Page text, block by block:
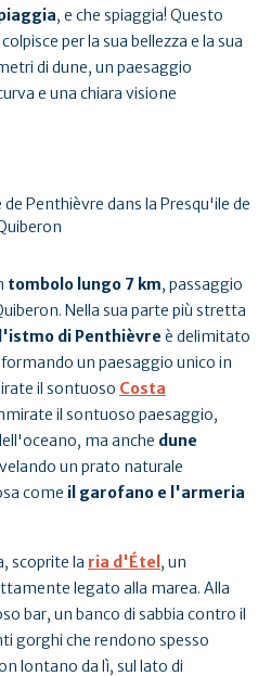
, e che spiaggia! Questo
per la sua bellezza e la sua
di dune, un paesaggio
e una chiara visione
tombolo lungo 7 km, passaggio
Nella sua parte più stretta
l'istmo di Penthièvre è delimitato
un paesaggio unico in
il sontuoso Costa
il sontuoso paesaggio,
ma anche dune
un prato naturale
come il garofano e l'armeria
scoprite la ria d'Étel , un
legato alla marea. Alla
bar, un banco di sabbia contro il
gorghi che rendono spesso
lontano da lì, sul lato di